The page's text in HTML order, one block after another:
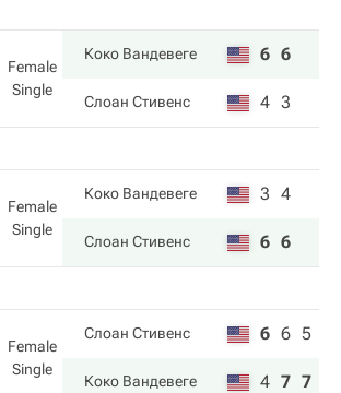
Female
Single
Коко Вандевеге 6 6
Слоан Стивенс 4 3
Female
Single
Коко Вандевеге 3 4
Слоан Стивенс 6 6
Female
Single
Слоан Стивенс 6 6 5
Коко Вандевеге 4 7 7